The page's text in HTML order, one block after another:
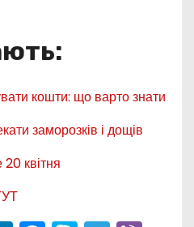
кошти: що варто знати
заморозків і дощів
квітня